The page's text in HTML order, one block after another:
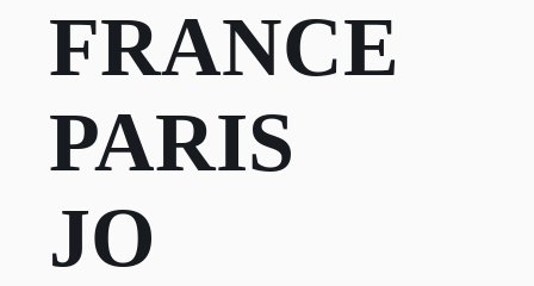
FRANCE
PARIS
JO